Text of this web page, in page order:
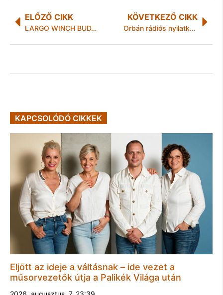
ELŐZŐ CIKK
LARGO WINCH BUDAPESTRE LÁTOGAT
KÖVETKEZŐ CIKK
Orbán rádiós nyilatkozata szöges ellentétben áll a magyar valósággal
KAPCSOLÓDÓ CIKKEK
Eljött az ideje a váltásnak – ide vezet a
műsorvezetők útja a Palikék Világa után